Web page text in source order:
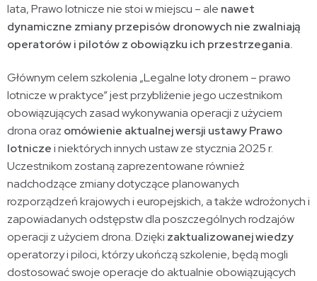
lata, Prawo lotnicze nie stoi w miejscu – ale nawet
dynamiczne zmiany przepisów dronowych nie zwalniają
operatorów i pilotów z obowiązku ich przestrzegania.
Głównym celem szkolenia „Legalne loty dronem – prawo
lotnicze w praktyce” jest przybliżenie jego uczestnikom
obowiązujących zasad wykonywania operacji z użyciem
drona oraz omówienie aktualnej wersji ustawy Prawo
lotniczei niektórych innych ustaw ze stycznia 2025 r.
Uczestnikom zostaną zaprezentowane również
nadchodzące zmiany dotyczące planowanych
rozporządzeń krajowych i europejskich, a także wdrożonych i
zapowiadanych odstępstw dla poszczególnych rodzajów
operacji z użyciem drona. Dzięki zaktualizowanej wiedzy
operatorzy i piloci, którzy ukończą szkolenie, będą mogli
dostosować swoje operacje do aktualnie obowiązujących